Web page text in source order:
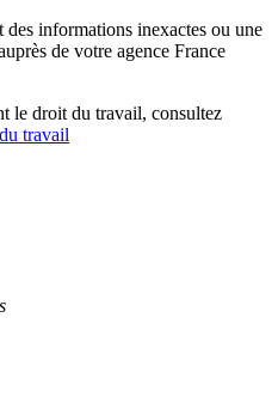
des informations inexactes ou une
de votre agence France
le droit du travail, consultez
travail